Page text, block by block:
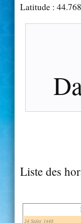
Latitude :
Liste des
24 Safar 1448